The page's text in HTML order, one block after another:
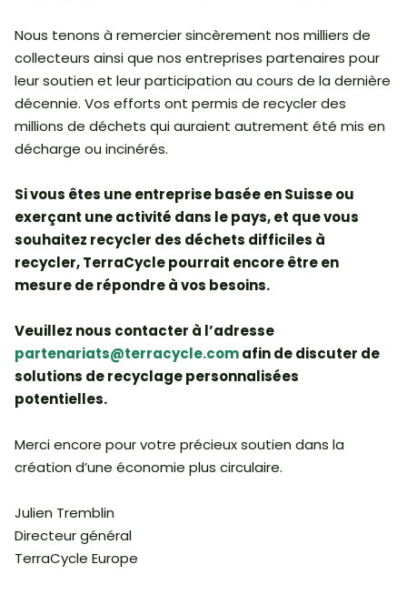
Nous tenons à remercier sincèrement nos milliers de
collecteurs ainsi que nos entreprises partenaires pour
leur soutien et leur participation au cours de la dernière
décennie. Vos efforts ont permis de recycler des
millions de déchets qui auraient autrement été mis en
décharge ou incinérés.
Si vous êtes une entreprise basée en Suisse ou
exerçant une activité dans le pays, et que vous
souhaitez recycler des déchets difficiles à
recycler, TerraCycle pourrait encore être en
mesure de répondre à vos besoins.
Veuillez nous contacter à l’adresse
partenariats@terracycle.comafin de discuter de
solutions de recyclage personnalisées
potentielles.
Merci encore pour votre précieux soutien dans la
création d’une économie plus circulaire.
Julien Tremblin
Directeur général
TerraCycle Europe